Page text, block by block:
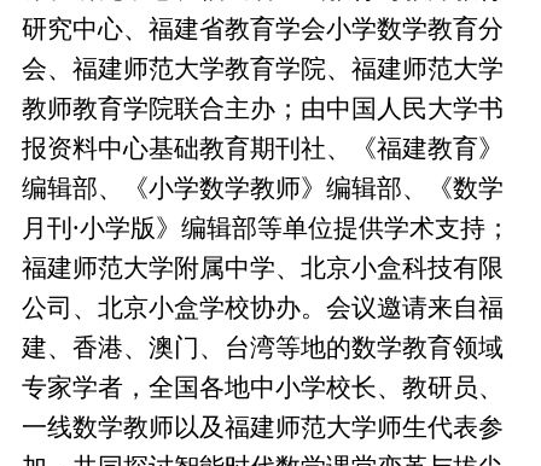
研究中心、福建省教育学会小学数学教育分
会、福建师范大学教育学院、福建师范大学
教师教育学院联合主办；由中国人民大学书
报资料中心基础教育期刊社、《福建教育》
编辑部、《小学数学教师》编辑部、《数学
月刊·小学版》编辑部等单位提供学术支持；
福建师范大学附属中学、北京小盒科技有限
公司、北京小盒学校协办。会议邀请来自福
建、香港、澳门、台湾等地的数学教育领域
专家学者，全国各地中小学校长、教研员、
一线数学教师以及福建师范大学师生代表参